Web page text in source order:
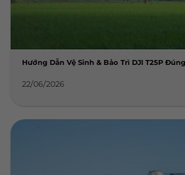
Hướng Dẫn Vệ Sinh & Bảo Trì DJI T25P
22/06/2026